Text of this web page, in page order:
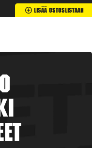
Lisää Ostoslistaan